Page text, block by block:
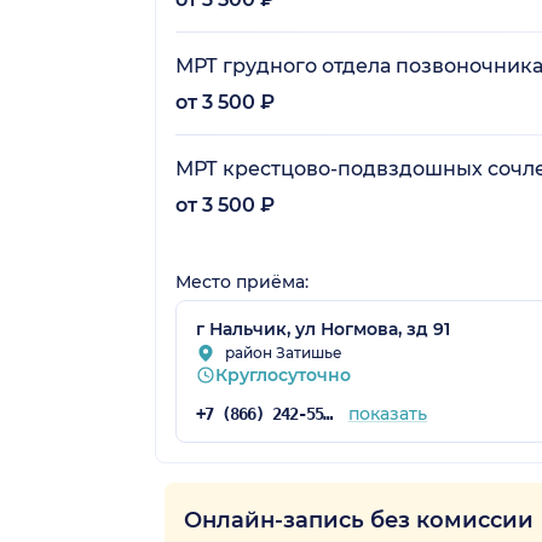
МРТ грудного отдела позвоночника
от 3 500 ₽
МРТ крестцово-подвздошных
от 3 500 ₽
Место приёма:
г Нальчик, ул Ногмова, зд 91
район Затишье
Круглосуточно
+7 (866) 242-55-18 показать
Онлайн-запись без комиссии